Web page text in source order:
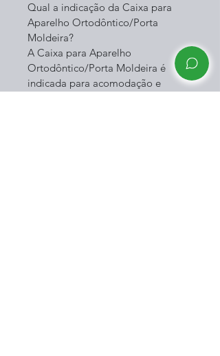
Qual a indicação da Caixa para
Aparelho Ortodôntico/Porta
Moldeira?
A Caixa para Aparelho
Ortodôntico/Porta Moldeira é
indicada para acomodação e